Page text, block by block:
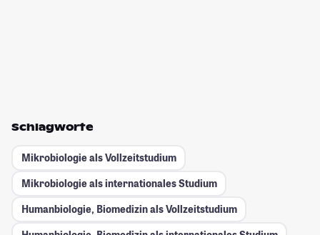
Schlagworte
Mikrobiologie als Vollzeitstudium
Mikrobiologie als internationales Studium
Humanbiologie, Biomedizin als Vollzeitstudium